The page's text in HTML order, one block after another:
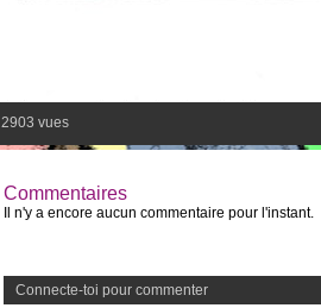
2903 vues
Commentaires
Il n'y a encore aucun commentaire pour l'instant.
Connecte-toi pour commenter